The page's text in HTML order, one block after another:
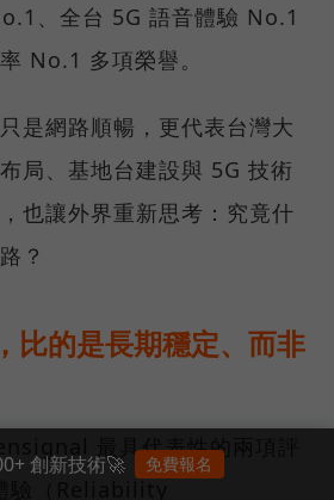
、全台 5G 語音體驗 No.1
No.1 多項榮譽。
是網路順暢，更代表台灣大
局、基地台建設與 5G 技術
也讓外界重新思考：究竟什
？
比的是長期穩定、而非
最具代表性的兩項評
創新技術🚀 免費報名